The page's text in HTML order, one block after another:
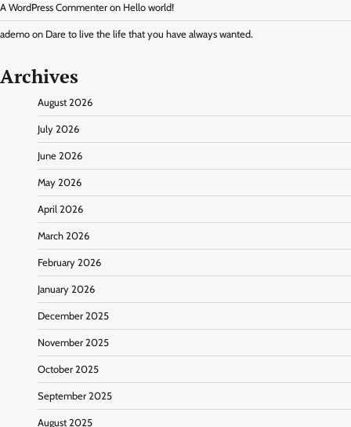
A WordPress Commenter on Hello world!
ademo on Dare to live the life that you have always wanted.
Archives
August 2026
July 2026
June 2026
May 2026
April 2026
March 2026
February 2026
January 2026
December 2025
November 2025
October 2025
September 2025
August 2025